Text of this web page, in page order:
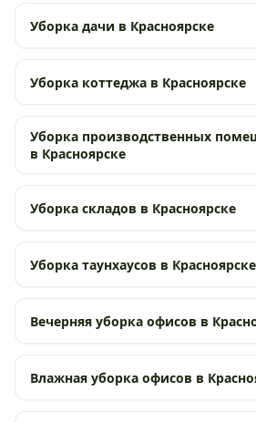
Уборка дачи в Красноярске
Уборка коттеджа в Красноярске
Уборка производственных
в Красноярске
Уборка складов в Красноярске
Уборка таунхаусов в Красноярске
Вечерняя уборка офисов в
Влажная уборка офисов в